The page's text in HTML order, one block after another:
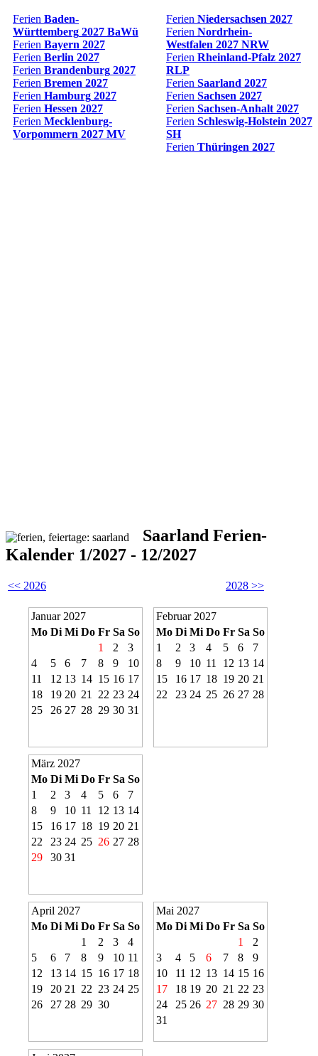
Ferien Baden-
Württemberg 2027 BaWü
Ferien Bayern 2027
Ferien Berlin 2027
Ferien Brandenburg 2027
Ferien Bremen 2027
Ferien Hamburg 2027
Ferien Hessen 2027
Ferien Mecklenburg-
Vorpommern 2027 MV
Ferien Niedersachsen 2027
Ferien Nordrhein-
Westfalen 2027 NRW
Ferien Rheinland-Pfalz 2027
RLP
Ferien Saarland 2027
Ferien Sachsen 2027
Ferien Sachsen-Anhalt 2027
Ferien Schleswig-Holstein 2027
SH
Ferien Thüringen 2027
Saarland Ferien-
Kalender 1/2027 - 12/2027
<< 2026 2028 >>
Januar 2027
Mo Di Mi Do Fr Sa So
1
2
3
4
5 6 7 8 9
10
11
12 13 14 15 16 17
18
19 20 21 22 23 24
25
26 27 28 29 30 31
Februar 2027
Mo Di Mi Do Fr Sa So
1
2 3 4 5 6
7
8
9 10 11 12 13 14
15
16 17 18 19 20 21
22
23 24 25 26 27 28
März 2027
Mo Di Mi Do Fr Sa So
1
2 3 4 5 6
7
8
9 10 11 12 13 14
15
16 17 18 19 20 21
22
23 24 25 26 27 28
29
30 31
April 2027
Mo Di Mi Do Fr Sa So
1
2 3
4
5
6 7 8 9 10 11
12
13 14 15 16 17 18
19
20 21 22 23 24 25
26
27 28 29 30
Mai 2027
Mo Di Mi Do Fr Sa So
1
2
3
4 5 6 7 8
9
10
11 12 13 14 15 16
17
18 19 20 21 22 23
24
25 26 27 28 29 30
31